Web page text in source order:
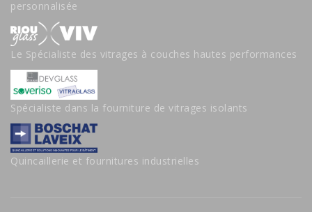
personnalisée
Le Spécialiste des vitrages à couches hautes performances
Spécialiste dans la fourniture de vitrages isolants
Quincaillerie et fournitures industrielles